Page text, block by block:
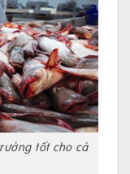
tốt cho cá